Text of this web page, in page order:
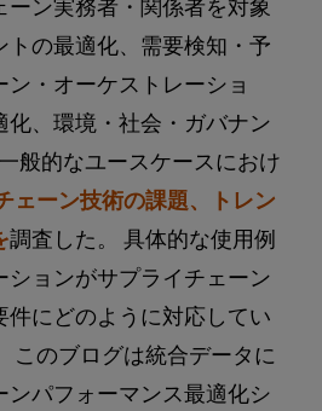
ン実務者・関係者を対象
トの最適化、需要検知・予
・オーケストレーショ
化、環境・社会・ガバナン
般的なユースケースにおけ
ェーン技術の課題、トレン
調査した。 具体的な使用例
ションがサプライチェーン
件にどのように対応してい
このブログは統合データに
ンパフォーマンス最適化シ